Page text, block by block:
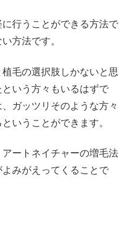
行うことができる方法で
方法です。
毛の選択肢しかないと思
いう方々もいるはずで
ガッツリそのような方々
いうことができます。
ートネイチャーの増毛法
みがえってくることで